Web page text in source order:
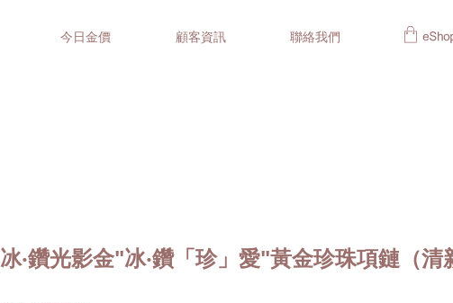
今日金價 顧客資訊 聯絡我們
冰‧鑽光影金"冰‧鑽「珍」愛"黃金珍珠項鏈（清